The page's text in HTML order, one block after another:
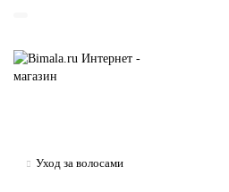
Уход за волосами